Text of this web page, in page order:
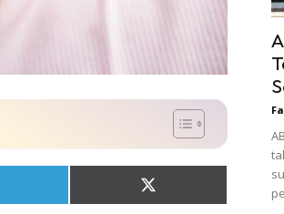
Share
on